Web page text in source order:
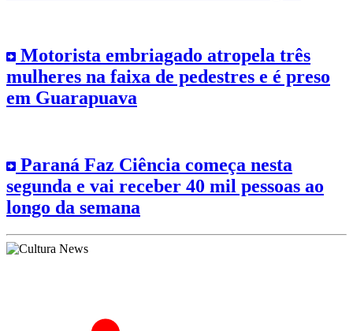
Motorista embriagado atropela três
mulheres na faixa de pedestres e é preso
em Guarapuava
Paraná Faz Ciência começa nesta
segunda e vai receber 40 mil pessoas ao
longo da semana